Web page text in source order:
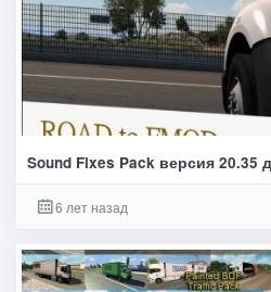
Sound Fixes Pack версия 20.35
6 лет назад